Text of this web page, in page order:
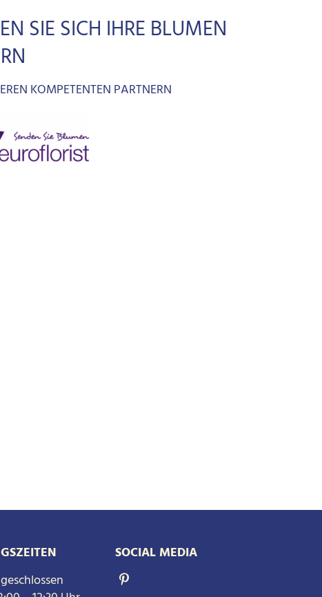
SIE SICH IHRE BLUMEN
KOMPETENTEN PARTNERN
SOCIAL MEDIA